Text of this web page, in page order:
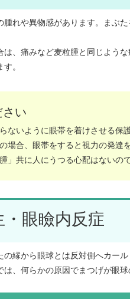
腫れや異物感があります。まぶ
は、痛みなど麦粒腫と同じよう
。
さい
ないように眼帯を着けさせる保
場合、眼帯をすると視力の発達
」共に人にうつる心配はない
・眼瞼内反症
の縁から眼球とは反対側へカー
は、何らかの原因でまつげが眼